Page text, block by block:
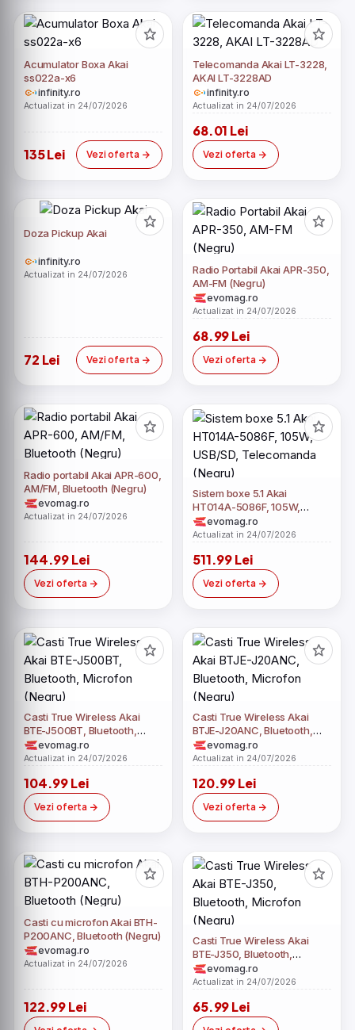
Acumulator Boxa Akai
ss022a-x6
infinity.ro
Actualizat in 24/07/2026
135 Lei Vezi oferta
Telecomanda Akai LT-3228,
AKAI LT-3228AD
infinity.ro
Actualizat in 24/07/2026
68.01 Lei
Vezi oferta
Doza Pickup Akai
infinity.ro
Actualizat in 24/07/2026
72 Lei Vezi oferta
Radio Portabil Akai APR-350,
AM-FM (Negru)
evomag.ro
Actualizat in 24/07/2026
68.99 Lei
Vezi oferta
Radio portabil Akai APR-600,
AM/FM, Bluetooth (Negru)
evomag.ro
Actualizat in 24/07/2026
144.99 Lei
Vezi oferta
Sistem boxe 5.1 Akai
HT014A-5086F, 105W,
USB/SD, Telecomanda
(Negru)
evomag.ro
Actualizat in 24/07/2026
511.99 Lei
Vezi oferta
Casti True Wireless Akai
BTE-J500BT, Bluetooth,
Microfon (Negru)
evomag.ro
Actualizat in 24/07/2026
104.99 Lei
Vezi oferta
Casti True Wireless Akai
BTJE-J20ANC, Bluetooth,
Microfon (Negru)
evomag.ro
Actualizat in 24/07/2026
120.99 Lei
Vezi oferta
Casti cu microfon Akai BTH-
P200ANC, Bluetooth (Negru)
evomag.ro
Actualizat in 24/07/2026
122.99 Lei
Casti True Wireless Akai
BTE-J350, Bluetooth,
Microfon (Negru)
evomag.ro
Actualizat in 24/07/2026
65.99 Lei